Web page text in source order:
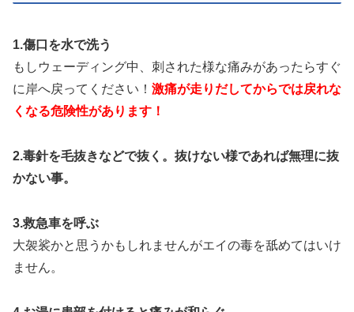
1.傷口を水で洗う
もしウェーディング中、刺された様な痛みがあったらすぐ
に岸へ戻ってください！ 激痛が走りだしてからでは戻れな
くなる危険性があります！
2.毒針を毛抜きなどで抜く。抜けない様であれば無理に抜
かない事。
3.救急車を呼ぶ
大袈裟かと思うかもしれませんがエイの毒を舐めてはいけ
ません。